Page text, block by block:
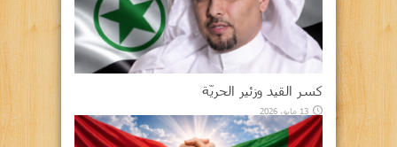
كسر القيد وزئير الحريّة
13 مايو، 2026